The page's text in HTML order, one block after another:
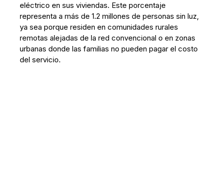
eléctrico en sus viviendas. Este porcentaje
representa a más de 1.2 millones de personas sin luz,
ya sea porque residen en comunidades rurales
remotas alejadas de la red convencional o en zonas
urbanas donde las familias no pueden pagar el costo
del servicio.